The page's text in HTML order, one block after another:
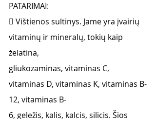
PATARIMAI:
 Vištienos sultinys. Jame yra įvairių
vitaminų ir mineralų, tokių kaip
želatina,
gliukozaminas, vitaminas C,
vitaminas D, vitaminas K, vitaminas B-
12, vitaminas B-
6, geležis, kalis, kalcis, silicis. Šios